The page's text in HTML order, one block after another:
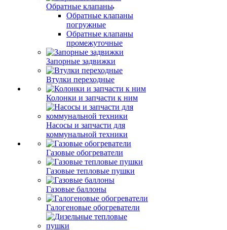
Обратные клапаны
Обратные клапаны
погружные
Обратные клапаны
промежуточные
Запорные задвижки
Втулки переходные
Колонки и запчасти к ним
Насосы и запчасти для
коммунальной техники
Газовые обогреватели
Газовые тепловые пушки
Газовые баллоны
Галогеновые обогреватели